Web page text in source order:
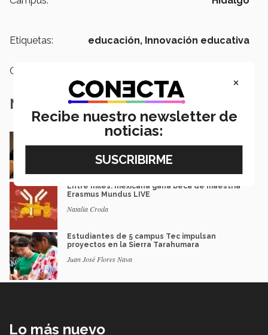
Etiquetas: educación, Innovación educativa
Categoría:
Notas Relacionadas
En la ONU: mexicana y EXATEC representó en
Nueva York a la juventud
Loretta Mariaud y Carlos González
Entre miles: mexicana gana beca de maestría
Erasmus Mundus LIVE
Natalia Croda
Estudiantes de 5 campus Tec impulsan
proyectos en la Sierra Tarahumara
Juan José Flores Nava
Lo más nuevo
×
Recibe nuestro newsletter de
noticias: